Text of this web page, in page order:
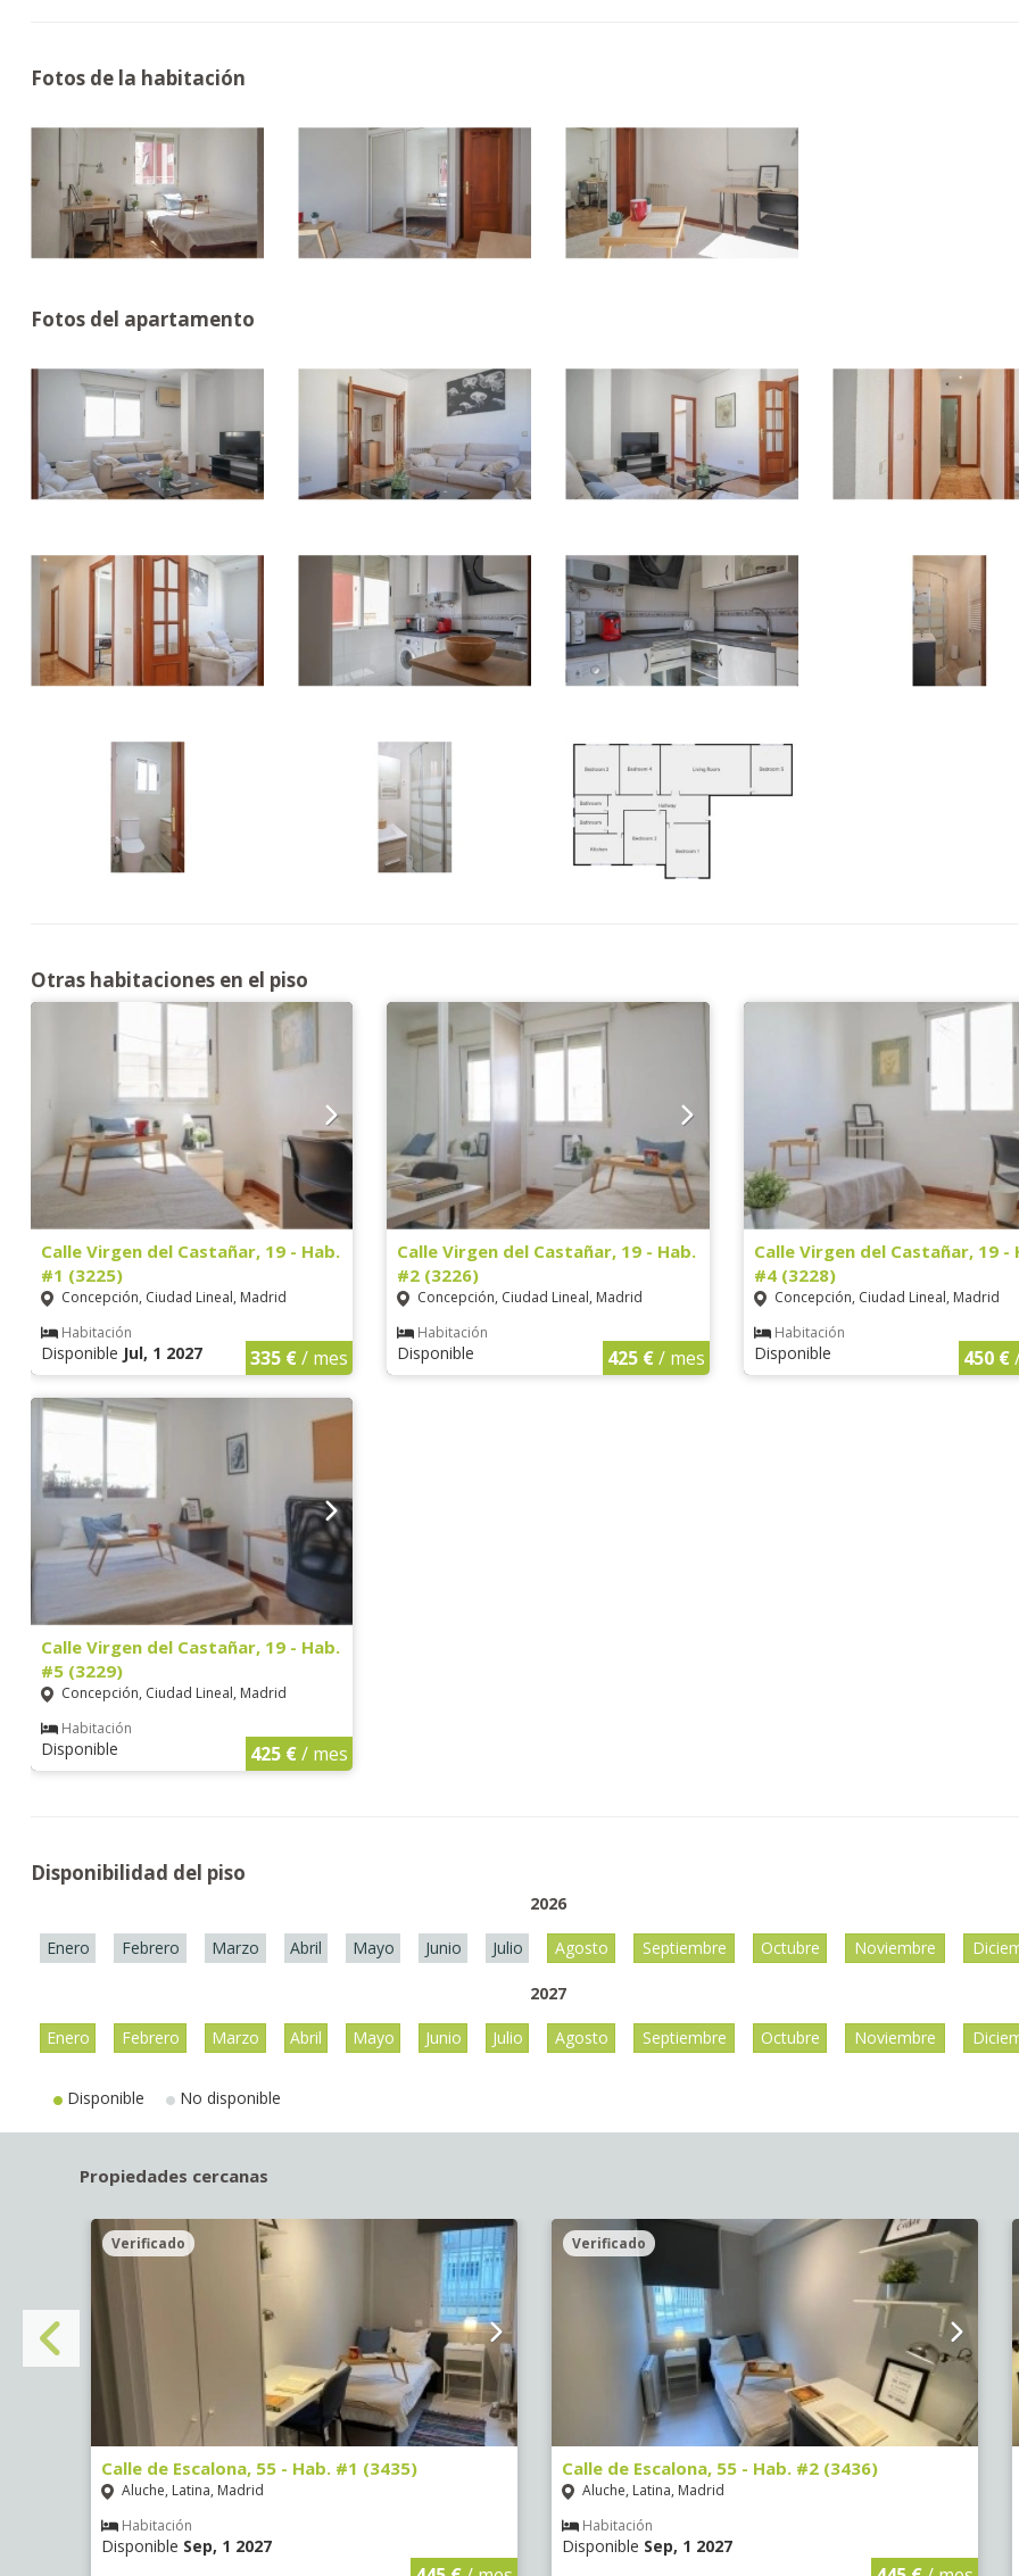
Fotos de la habitación
Fotos del apartamento
Otras habitaciones en el piso
Calle Virgen del Castañar, 19 - Hab.
#1 (3225)
Concepción, Ciudad Lineal, Madrid
Habitación
Disponible Jul, 1 2027 335 €/ mes
Calle Virgen del Castañar, 19 - Hab.
#2 (3226)
Concepción, Ciudad Lineal, Madrid
Habitación
Disponible 425 €/ mes
Calle Virgen del Castañar, 19 -
#4 (3228)
Concepción, Ciudad Lineal, Madrid
Habitación
Disponible 450 €
Calle Virgen del Castañar, 19 - Hab.
#5 (3229)
Concepción, Ciudad Lineal, Madrid
Habitación
Disponible 425 €/ mes
Disponibilidad del piso
2026
Enero Febrero Marzo Abril Mayo Junio Julio Agosto Septiembre Octubre Noviembre
2027
Enero Febrero Marzo Abril Mayo Junio Julio Agosto Septiembre Octubre Noviembre
Disponible No disponible
Propiedades cercanas
Verificado
Calle de Escalona, 55 - Hab. #1 (3435)
Aluche, Latina, Madrid
Habitación
Disponible Sep, 1 2027
Verificado
Calle de Escalona, 55 - Hab. #2 (3436)
Aluche, Latina, Madrid
Habitación
Disponible Sep, 1 2027